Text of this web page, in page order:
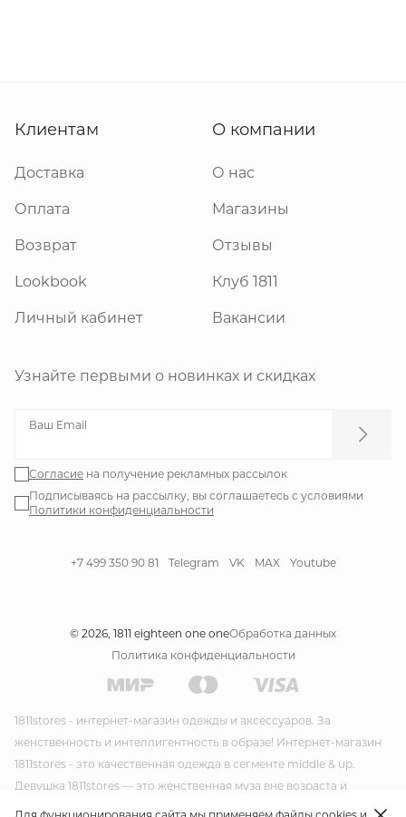
Клиентам
Доставка
Оплата
Возврат
Lookbook
Личный кабинет
О компании
О нас
Магазины
Отзывы
Клуб 1811
Вакансии
Узнайте первыми о новинках и скидках
Ваш Email
Согласие на получение рекламных рассылок
Подписываясь на рассылку, вы соглашаетесь с условиями
Политики конфиденциальности
+7 499 350 90 81 Telegram VK MAX Youtube
© 2026, 1811 eighteen one oneОбработка данных
Политика конфиденциальности
1811stores - интернет-магазин одежды и аксессуаров. За
женственность и интеллигентность в образе! Интернет-магазин
1811stores - это качественная одежда в сегменте middle & up.
Девушка 1811stores — это женственная муза вне возраста и
времени. Красивая и утонченная она несет благородство и стиль